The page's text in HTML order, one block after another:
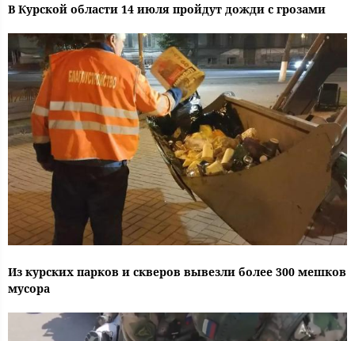
В Курской области 14 июля пройдут дожди с грозами
Из курских парков и скверов вывезли более 300 мешков
мусора